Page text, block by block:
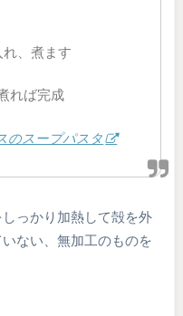
、煮ます
れば完成
のスープパスタ
っかり加熱して殻を外
ない、無加工のものを